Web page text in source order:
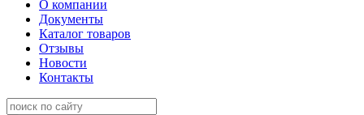
О компании
Документы
Каталог товаров
Отзывы
Новости
Контакты